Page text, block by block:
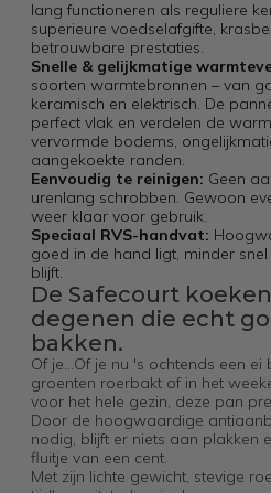
lang functioneren als reguliere
superieure voedselafgifte,
betrouwbare prestaties.
Snelle & gelijkmatige
soorten warmtebronnen – van
keramisch en elektrisch. De
perfect vlak en verdelen de
vervormde bodems,
aangekoekte randen.
Eenvoudig te reinigen: Geen
urenlang schrobben. Gewoon
weer klaar voor gebruik.
Speciaal RVS-handvat:
goed in de hand ligt, minder
blijft.
De Safecourt
degenen die echt
bakken.
Of je...Of je nu 's ochtends een
groenten roerbakt of in het
voor het hele gezin, deze pan
Door de hoogwaardige
nodig, blijft er niets aan plakken
fluitje van een cent.
Met zijn lichte gewicht, stevige